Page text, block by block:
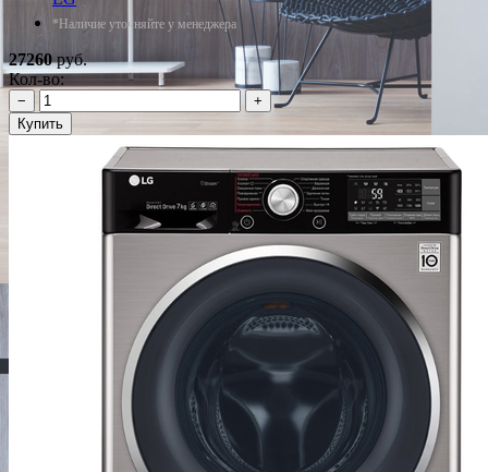
*Наличие уточняйте у менеджера
27260руб.
Кол-во:
−
+
Купить